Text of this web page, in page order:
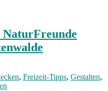
NaturFreunde
, Freizeit-Tipps, Gestalten,